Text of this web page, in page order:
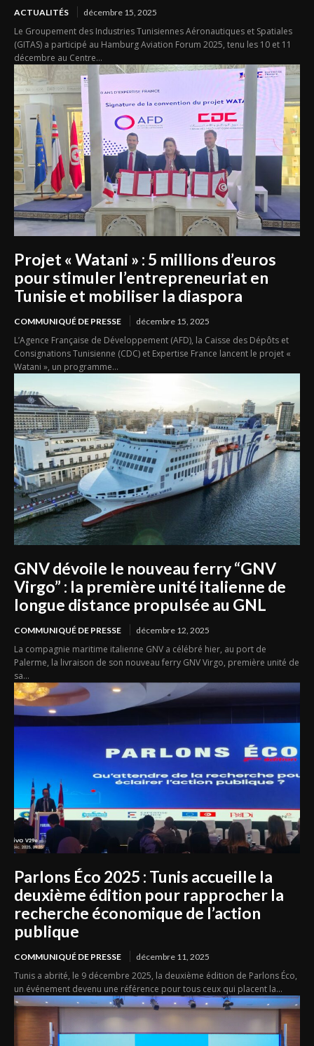
ACTUALITÉS décembre 15, 2025
Le Groupement des Industries Tunisiennes Aéronautiques et Spatiales
(GITAS) a participé au Hamburg Aviation Forum 2025, tenu les 10 et 11
décembre au Centre...
Projet « Watani » : 5 millions d’euros
pour stimuler l’entrepreneuriat en
Tunisie et mobiliser la diaspora
COMMUNIQUÉ DE PRESSE décembre 15, 2025
L’Agence Française de Développement (AFD), la Caisse des Dépôts et
Consignations Tunisienne (CDC) et Expertise France lancent le projet «
Watani », un programme...
GNV dévoile le nouveau ferry “GNV
Virgo” : la première unité italienne de
longue distance propulsée au GNL
COMMUNIQUÉ DE PRESSE décembre 12, 2025
La compagnie maritime italienne GNV a célébré hier, au port de
Palerme, la livraison de son nouveau ferry GNV Virgo, première unité de
sa...
Parlons Éco 2025 : Tunis accueille la
deuxième édition pour rapprocher la
recherche économique de l’action
publique
COMMUNIQUÉ DE PRESSE décembre 11, 2025
Tunis a abrité, le 9 décembre 2025, la deuxième édition de Parlons Éco,
un événement devenu une référence pour tous ceux qui placent la...